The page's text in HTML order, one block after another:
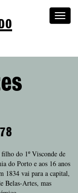
do 1º Visconde de
do Porto e aos 16 anos
1834 vai para a capital,
Belas-Artes, mas